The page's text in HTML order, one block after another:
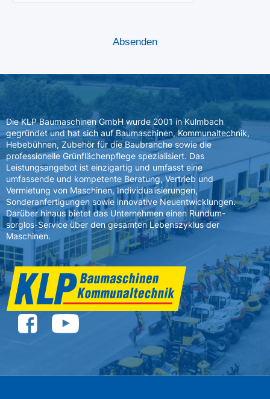
Die KLP Baumaschinen GmbH wurde 2001 in Kulmbach
gegründet und hat sich auf Baumaschinen, Kommunaltechnik,
Hebebühnen, Zubehör für die Baubranche sowie die
professionelle Grünflächenpflege spezialisiert. Das
Leistungsangebot ist einzigartig und umfasst eine
umfassende und kompetente Beratung, Vertrieb und
Vermietung von Maschinen, Individualisierungen,
Sonderanfertigungen sowie innovative Neuentwicklungen.
Darüber hinaus bietet das Unternehmen einen Rundum-
sorglos-Service über den gesamten Lebenszyklus der
Maschinen.